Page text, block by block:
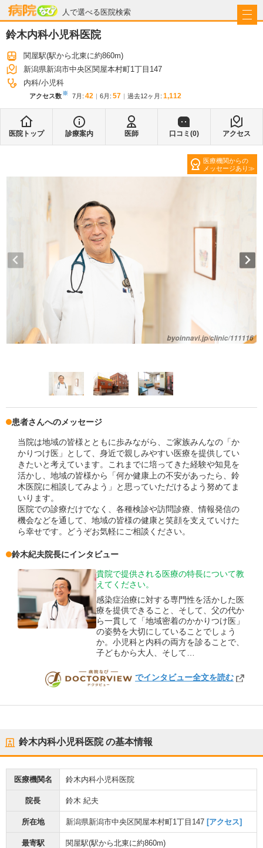
人で選べる医院検索
病院なび
鈴木内科小児科医院
関屋駅(駅から北東に約860m)
新潟県新潟市中央区関屋本村町1丁目147
内科 小児科
アクセス数※ 7月 : 42 6月 : 57 過去12ヶ月: 1,112
医院トップ 診療案内 医師 口コミ(0) アクセス
医療機関からの
メッセージあり
患者さんへのメッセージ
当院は地域の皆様とともに歩みながら、ご家族みんなの「か
かりつけ医」として、身近で親しみやすい医療を提供してい
きたいと考えています。これまでに培ってきた経験や知見を
活かし、地域の皆様から「何か健康上の不安があったら、鈴
木医院に相談してみよう」と思っていただけるよう努めてま
いります。
医院での診療だけでなく、各種検診や訪問診療、情報発信の
機会などを通して、地域の皆様の健康と笑顔を支えていけた
ら幸せです。どうぞお気軽にご相談ください。
鈴木紀夫院長にインタビュー
貴院で提供される医療の特長について教
えてください。
感染症治療に対する専門性を活かした医
療を提供できること、そして、父の代か
ら一貫して「地域密着のかかりつけ医」
の姿勢を大切にしていることでしょう
か。小児科と内科の両方を診ることで、
子どもから大人、そして…
DOCTORVIEW
でインタビュー全文を読む
鈴木内科小児科医院の基本情報
医療機関名 鈴木内科小児科医院
院長 鈴木 紀夫
所在地 新潟県新潟市中央区関屋本村町1丁目147 [アクセス]
最寄駅 関屋駅(駅から北東に約860m)